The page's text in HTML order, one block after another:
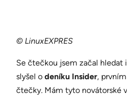
© LinuxEXPRES
Se čtečkou jsem začal hledat
slyšel o deníku Insider,
čtečky. Mám tyto novátorské